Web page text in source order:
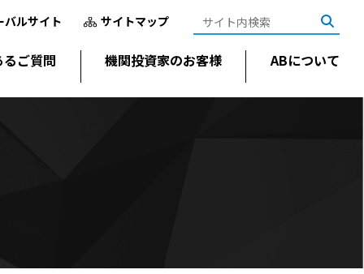
バルサイト サイトマップ
ご質問 機関投資家のお客様 ABについて